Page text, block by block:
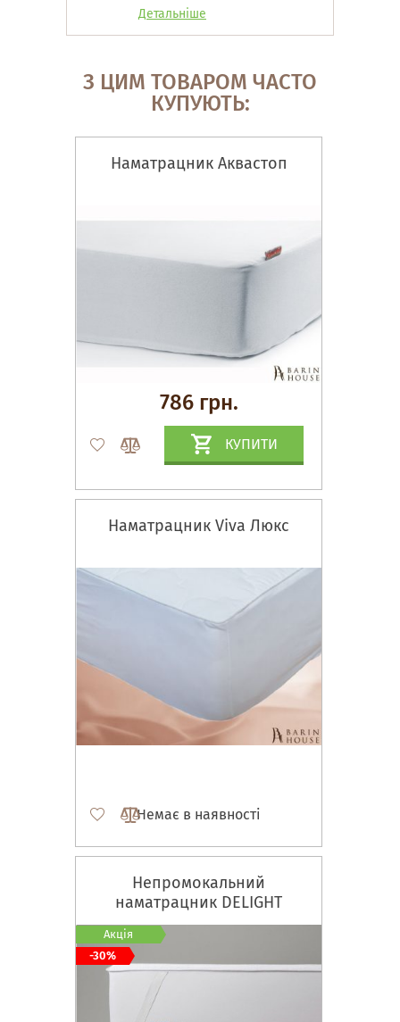
Детальніше
З ЦИМ ТОВАРОМ ЧАСТО
КУПУЮТЬ:
Наматрацник Аквастоп
786 грн.
КУПИТИ
Наматрацник Viva Люкс
Немає в наявності
Непромокальний
наматрацник DELIGHT
Акція
-30%